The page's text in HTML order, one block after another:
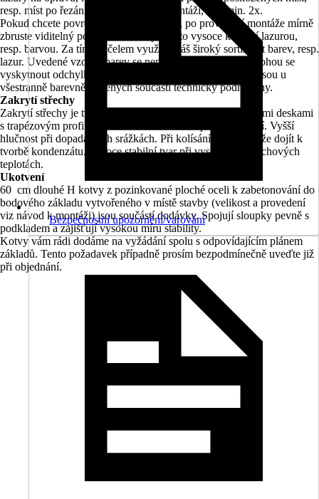
resp. míst po řezání a šroubování při montáži, a to min. 2x.
Pokud chcete povrch dále zdokonalovat, po provedení montáže mírně
zbruste viditelný povrch a natřete jej touto vysoce kvalitní lazurou,
resp. barvou. Za tímto účelem využijte náš široký sortiment barev, resp.
lazur. Uvedené vzorky barev se nemusí zcela shodovat, mohou se
vyskytnout odchylky v barevnosti. Stopy po usazeninách jsou u
všestranně barevně natřených součástí technicky podmíněny.
Zakrytí střechy
Zakrytí střechy je tvořeno nenatřenými hliníkovými střešními deskami
s trapézovým profilem. Nerozbitné a odolné proti krupobití. Vyšší
hlučnost při dopadajících srážkách. Při kolísání teploty může dojít k
tvorbě kondenzátu. Vysoce stabilní tvar při vysokých povrchových
teplotách.
Ukotvení
60 cm dlouhé H kotvy z pozinkované ploché oceli k zabetonování do
bodového základu vytvořeného v místě stavby (velikost a provedení
viz návod k montáži) jsou součástí dodávky. Spojují sloupky pevně s
podkladem a zajišťují vysokou míru stability.
Kotvy vám rádi dodáme na vyžádání spolu s odpovídajícím plánem
základů. Tento požadavek případně prosím bezpodmínečně uveďte již
při objednání.
Bezpečnostní upozornění/varování